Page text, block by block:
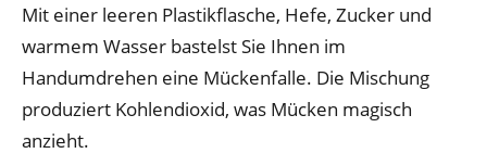
Mit einer leeren Plastikflasche, Hefe, Zucker und
warmem Wasser bastelst Sie Ihnen im
Handumdrehen eine Mückenfalle. Die Mischung
produziert Kohlendioxid, was Mücken magisch
anzieht.